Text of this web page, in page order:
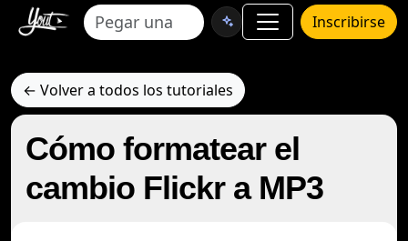
Inscribirse
← Volver a todos los tutoriales
Cómo formatear el
cambio Flickr a MP3